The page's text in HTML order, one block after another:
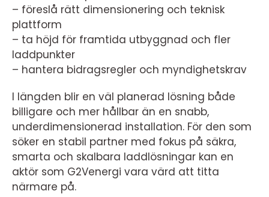
– föreslå rätt dimensionering och teknisk
plattform
– ta höjd för framtida utbyggnad och fler
laddpunkter
– hantera bidragsregler och myndighetskrav
I längden blir en väl planerad lösning både
billigare och mer hållbar än en snabb,
underdimensionerad installation. För den som
söker en stabil partner med fokus på säkra,
smarta och skalbara laddlösningar kan en
aktör som G2Venergi vara värd att titta
närmare på.